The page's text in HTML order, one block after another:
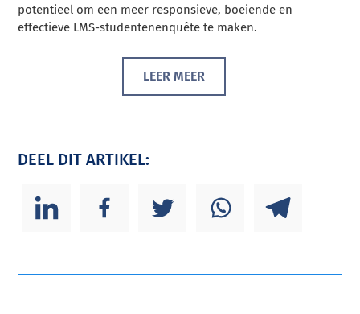
potentieel om een meer responsieve, boeiende en
effectieve LMS-studentenenquête te maken.
LEER MEER
DEEL DIT ARTIKEL: